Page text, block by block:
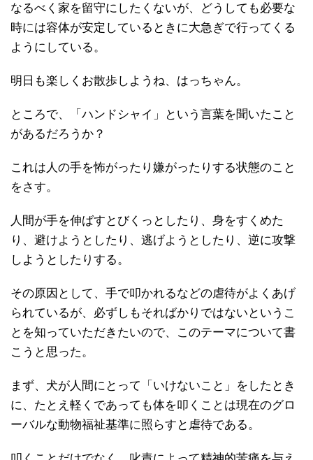
なるべく家を留守にしたくないが、どうしても必要な
時には容体が安定しているときに大急ぎで行ってくる
ようにしている。
明日も楽しくお散歩しようね、はっちゃん。
ところで、「ハンドシャイ」という言葉を聞いたこと
があるだろうか？
これは人の手を怖がったり嫌がったりする状態のこと
をさす。
人間が手を伸ばすとびくっとしたり、身をすくめた
り、避けようとしたり、逃げようとしたり、逆に攻撃
しようとしたりする。
その原因として、手で叩かれるなどの虐待がよくあげ
られているが、必ずしもそればかりではないというこ
とを知っていただきたいので、このテーマについて書
こうと思った。
まず、犬が人間にとって「いけないこと」をしたとき
に、たとえ軽くであっても体を叩くことは現在のグロ
ーバルな動物福祉基準に照らすと虐待である。